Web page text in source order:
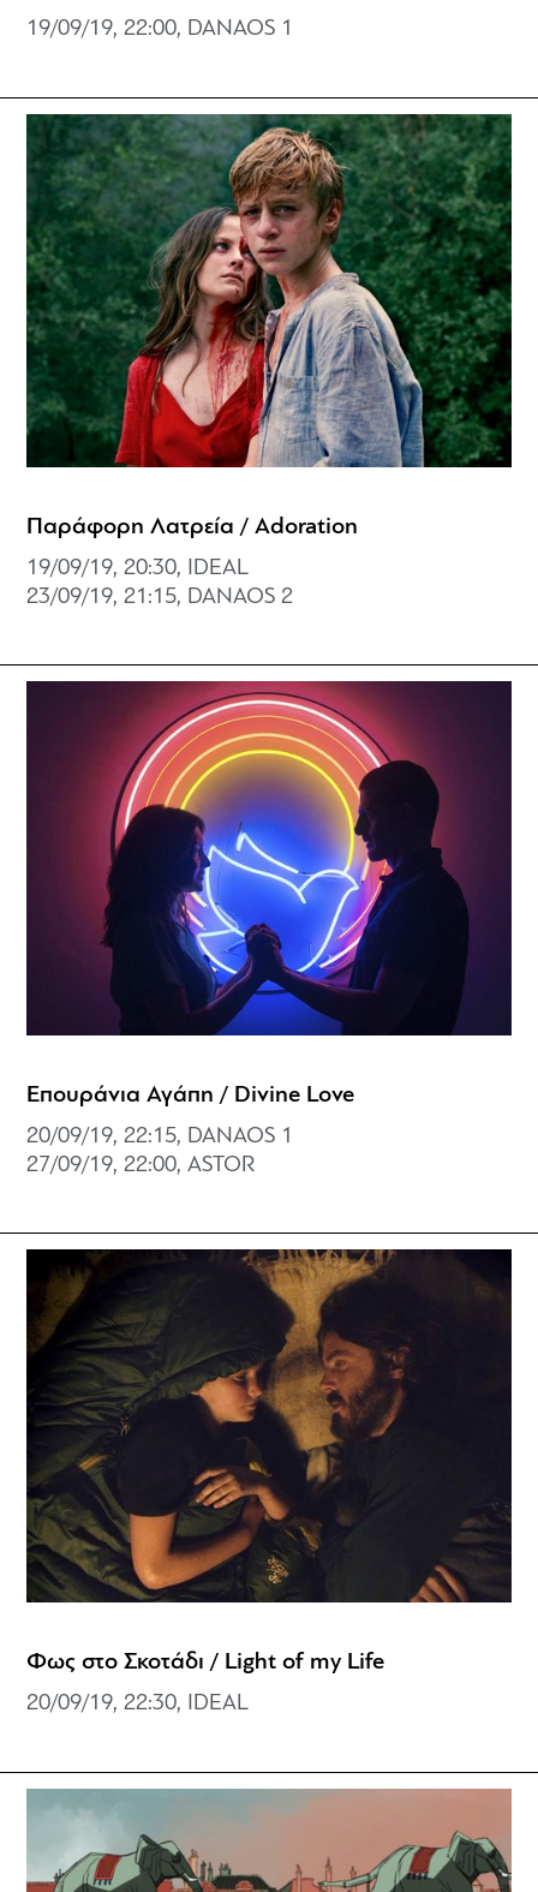
19/09/19, 22:00, DANAOS 1
Παράφορη Λατρεία / Adoration
19/09/19, 20:30, IDEAL
23/09/19, 21:15, DANAOS 2
Επουράνια Αγάπη / Divine Love
20/09/19, 22:15, DANAOS 1
27/09/19, 22:00, ASTOR
Φως στο Σκοτάδι / Light of my Life
20/09/19, 22:30, IDEAL